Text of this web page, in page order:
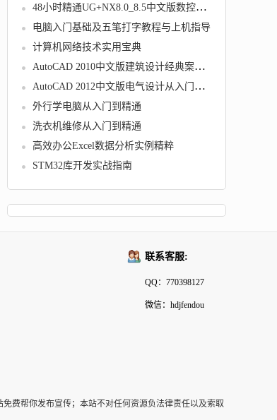
48小时精通UG+NX8.0_8.5中文版数控加工技巧
电脑入门基础及五笔打字教程与上机指导
计算机网络技术实用宝典
AutoCAD 2010中文版建筑设计经典案例指导教程
AutoCAD 2012中文版电气设计从入门到精通
外行学电脑从入门到精通
洗衣机维修从入门到精通
高效办公Excel数据分析实例精粹
STM32库开发实战指南
联系客服:
QQ：770398127
微信：hdjfendou
费帮你发布宣传；本站不对任何资源负法律责任以及索取